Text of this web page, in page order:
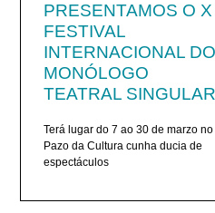
PRESENTAMOS O X
FESTIVAL
INTERNACIONAL DO
MONÓLOGO
TEATRAL SINGULAR
Terá lugar do 7 ao 30 de marzo no
Pazo da Cultura cunha ducia de
espectáculos